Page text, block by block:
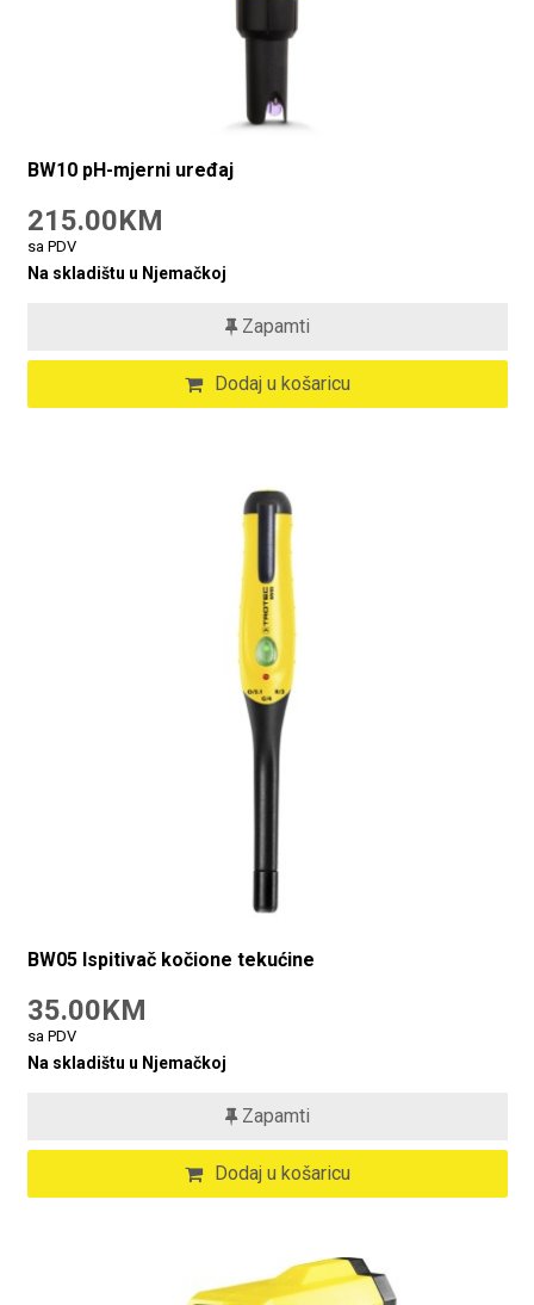
BW10 pH-mjerni uređaj
215.00KM
sa PDV
Na skladištu u Njemačkoj
Zapamti
Dodaj u košaricu
BW05 Ispitivač kočione tekućine
35.00KM
sa PDV
Na skladištu u Njemačkoj
Zapamti
Dodaj u košaricu